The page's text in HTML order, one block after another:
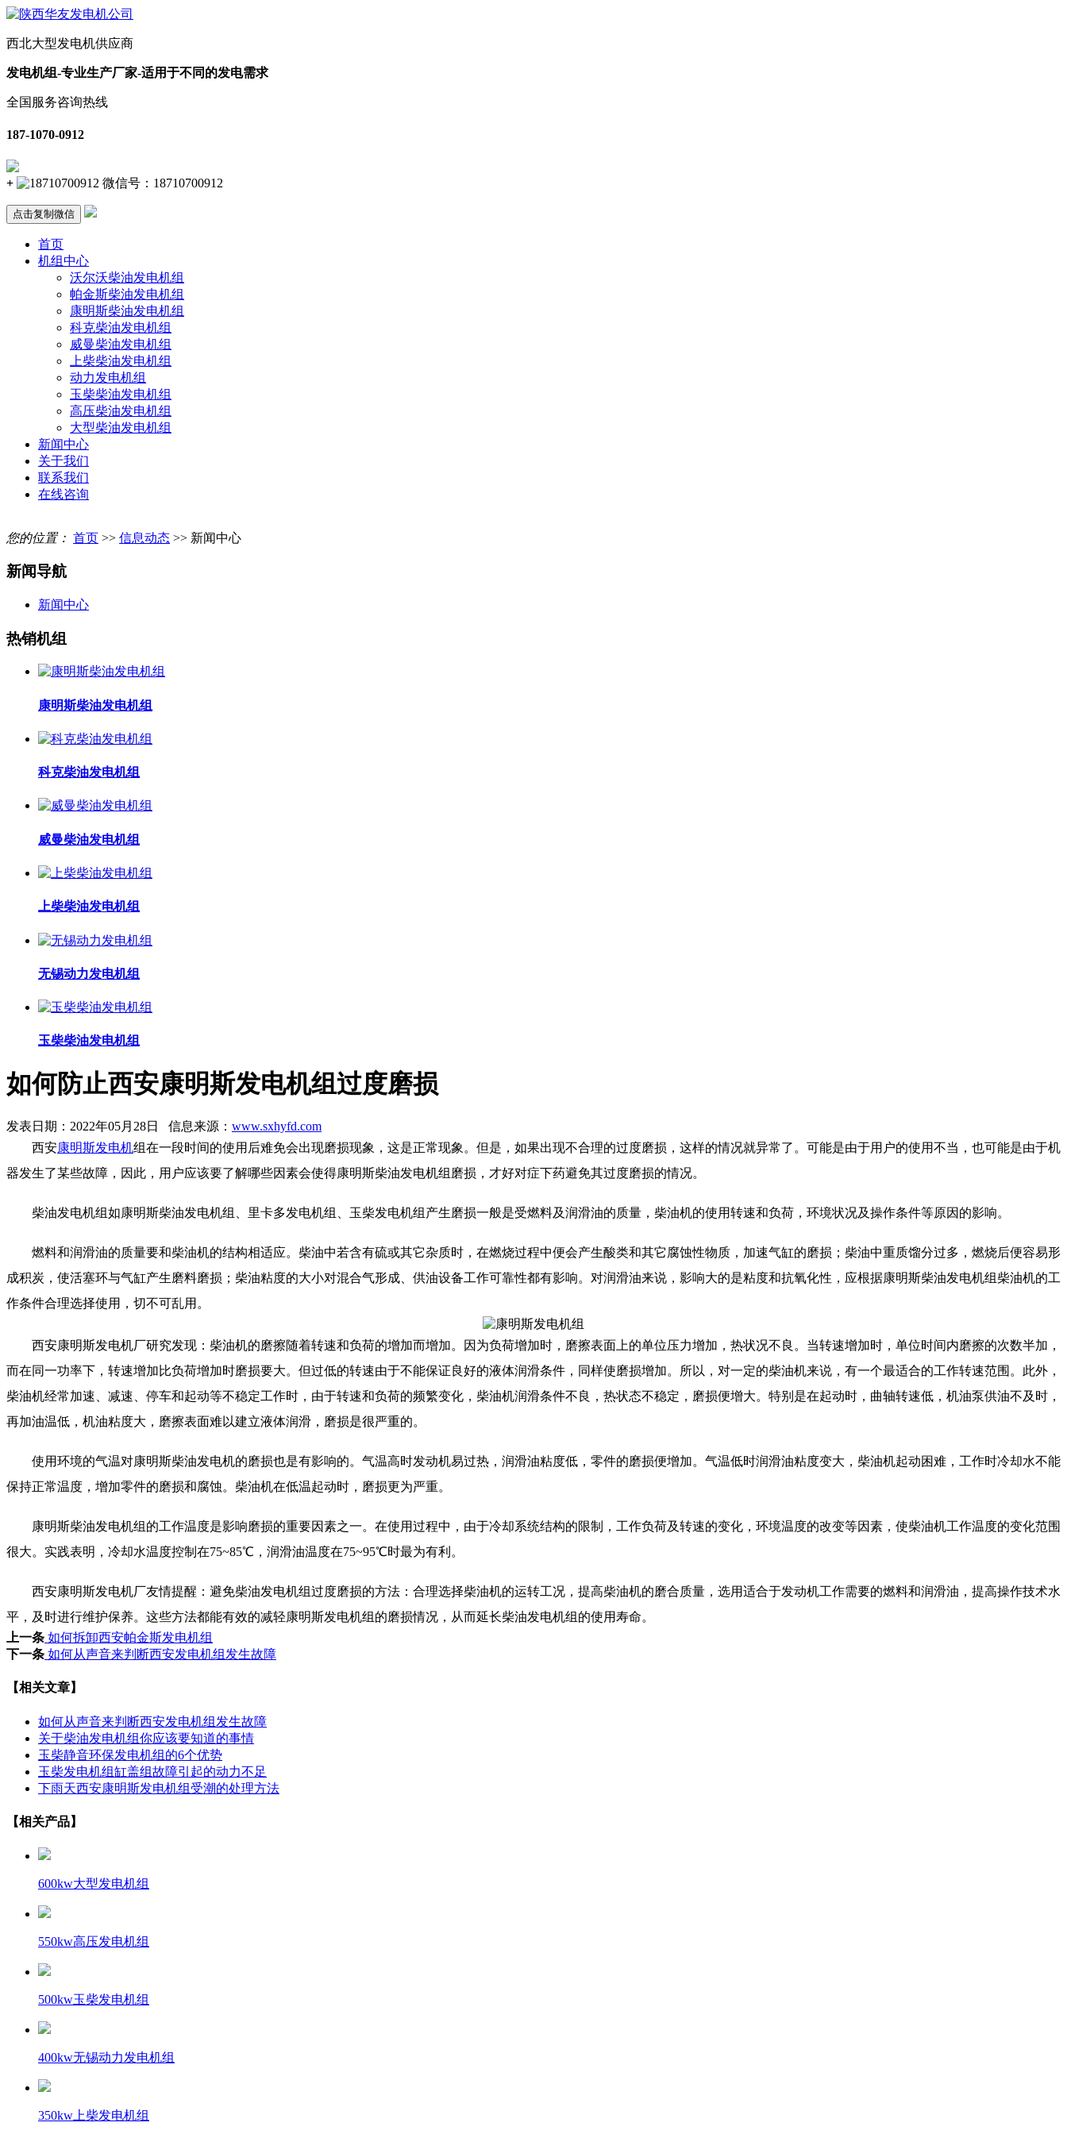
西北大型发电机供应商
发电机组-专业生产厂家-适用于不同的发电需求
全国服务咨询热线
187-1070-0912
+ 微信号： 18710700912
点击复制微信
首页
机组中心
沃尔沃柴油发电机组
帕金斯柴油发电机组
康明斯柴油发电机组
科克柴油发电机组
威曼柴油发电机组
上柴柴油发电机组
动力发电机组
玉柴柴油发电机组
高压柴油发电机组
大型柴油发电机组
新闻中心
关于我们
联系我们
在线咨询
您的位置： 首页 >> 信息动态 >> 新闻中心
新闻导航
新闻中心
热销机组
康明斯柴油发电机组
科克柴油发电机组
威曼柴油发电机组
上柴柴油发电机组
无锡动力发电机组
玉柴柴油发电机组
如何防止西安康明斯发电机组过度磨损
发表日期：2022年05月28日 信息来源： www.sxhyfd.com
西安康明斯发电机组在一段时间的使用后难免会出现磨损现象，这是正常现象。但是，如果出现不合理的过度磨损，这样的情况就异常了。可能是由于用户的使用不当，也可能是由于机
器发生了某些故障，因此，用户应该要了解哪些因素会使得康明斯柴油发电机组磨损，才好对症下药避免其过度磨损的情况。
柴油发电机组如康明斯柴油发电机组、里卡多发电机组、玉柴发电机组产生磨损一般是受燃料及润滑油的质量，柴油机的使用转速和负荷，环境状况及操作条件等原因的影响。
燃料和润滑油的质量要和柴油机的结构相适应。柴油中若含有硫或其它杂质时，在燃烧过程中便会产生酸类和其它腐蚀性物质，加速气缸的磨损；柴油中重质馏分过多，燃烧后便容易形
成积炭，使活塞环与气缸产生磨料磨损；柴油粘度的大小对混合气形成、供油设备工作可靠性都有影响。对润滑油来说，影响大的是粘度和抗氧化性，应根据康明斯柴油发电机组柴油机的工
作条件合理选择使用，切不可乱用。
西安康明斯发电机厂研究发现：柴油机的磨擦随着转速和负荷的增加而增加。因为负荷增加时，磨擦表面上的单位压力增加，热状况不良。当转速增加时，单位时间内磨擦的次数半加，
而在同一功率下，转速增加比负荷增加时磨损要大。但过低的转速由于不能保证良好的液体润滑条件，同样使磨损增加。所以，对一定的柴油机来说，有一个最适合的工作转速范围。此外，
柴油机经常加速、减速、停车和起动等不稳定工作时，由于转速和负荷的频繁变化，柴油机润滑条件不良，热状态不稳定，磨损便增大。特别是在起动时，曲轴转速低，机油泵供油不及时，
再加油温低，机油粘度大，磨擦表面难以建立液体润滑，磨损是很严重的。
使用环境的气温对康明斯柴油发电机的磨损也是有影响的。气温高时发动机易过热，润滑油粘度低，零件的磨损便增加。气温低时润滑油粘度变大，柴油机起动困难，工作时冷却水不能
保持正常温度，增加零件的磨损和腐蚀。柴油机在低温起动时，磨损更为严重。
康明斯柴油发电机组的工作温度是影响磨损的重要因素之一。在使用过程中，由于冷却系统结构的限制，工作负荷及转速的变化，环境温度的改变等因素，使柴油机工作温度的变化范围
很大。实践表明，冷却水温度控制在75~85℃，润滑油温度在75~95℃时最为有利。
西安康明斯发电机厂友情提醒：避免柴油发电机组过度磨损的方法：合理选择柴油机的运转工况，提高柴油机的磨合质量，选用适合于发动机工作需要的燃料和润滑油，提高操作技术水
平，及时进行维护保养。这些方法都能有效的减轻康明斯发电机组的磨损情况，从而延长柴油发电机组的使用寿命。
上一条 如何拆卸西安帕金斯发电机组
下一条 如何从声音来判断西安发电机组发生故障
【相关文章】
如何从声音来判断西安发电机组发生故障
关于柴油发电机组你应该要知道的事情
玉柴静音环保发电机组的6个优势
玉柴发电机组缸盖组故障引起的动力不足
下雨天西安康明斯发电机组受潮的处理方法
【相关产品】
600kw大型发电机组
550kw高压发电机组
500kw玉柴发电机组
400kw无锡动力发电机组
350kw上柴发电机组